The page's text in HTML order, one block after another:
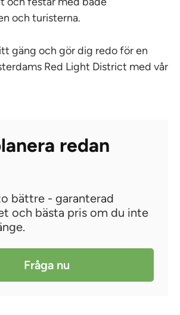
och turisterna.
gäng och gör dig redo för en
Red Light District med vår
redan
bättre - garanterad
och bästa pris om du inte
Fråga nu